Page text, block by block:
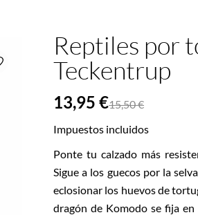
Reptiles por
Teckentrup
13,95 €15,50 €
Impuestos incluidos
Ponte tu calzado más
Sigue a los guecos por la
eclosionar los huevos de
dragón de Komodo se fija